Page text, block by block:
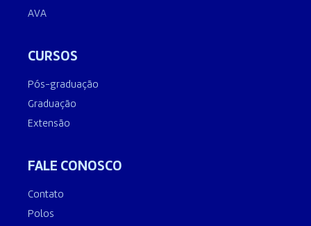
AVA
CURSOS
Pós-graduação
Graduação
Extensão
FALE CONOSCO
Contato
Polos